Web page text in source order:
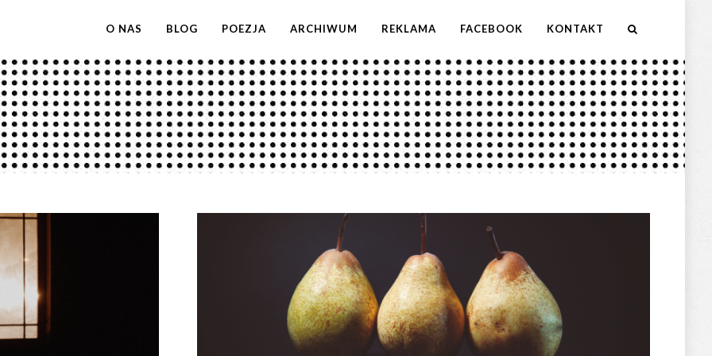
O NAS BLOG POEZJA ARCHIWUM REKLAMA FACEBOOK KONTAKT